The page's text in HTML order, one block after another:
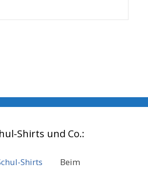
Shirts und Co.:
Beim